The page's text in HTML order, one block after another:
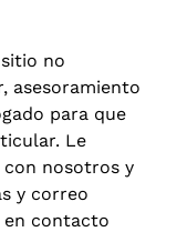
no
asesoramiento
para que
Le
nosotros y
y correo
en contacto